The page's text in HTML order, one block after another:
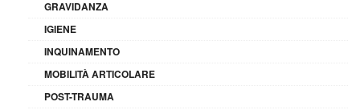
GRAVIDANZA
IGIENE
INQUINAMENTO
MOBILITÀ ARTICOLARE
POST-TRAUMA